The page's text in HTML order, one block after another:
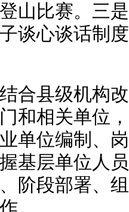
山比赛。三
谈心谈话制
县级机构改
和相关单位
单位编制、
基层单位人
阶段部署、
。